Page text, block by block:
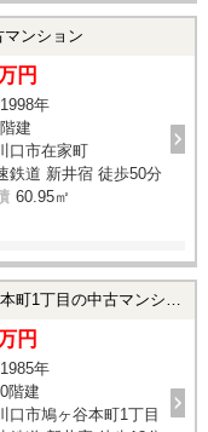
ンション
円
年
建
口市在家町
鉄道 新井宿 徒歩50分
60.95㎡
1丁目の中古マンション
円
年
階建
口市鳩ヶ谷本町1丁目